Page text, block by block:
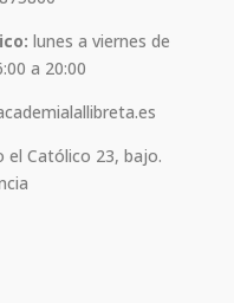
lunes a viernes de
a 20:00
el Católico 23, bajo.